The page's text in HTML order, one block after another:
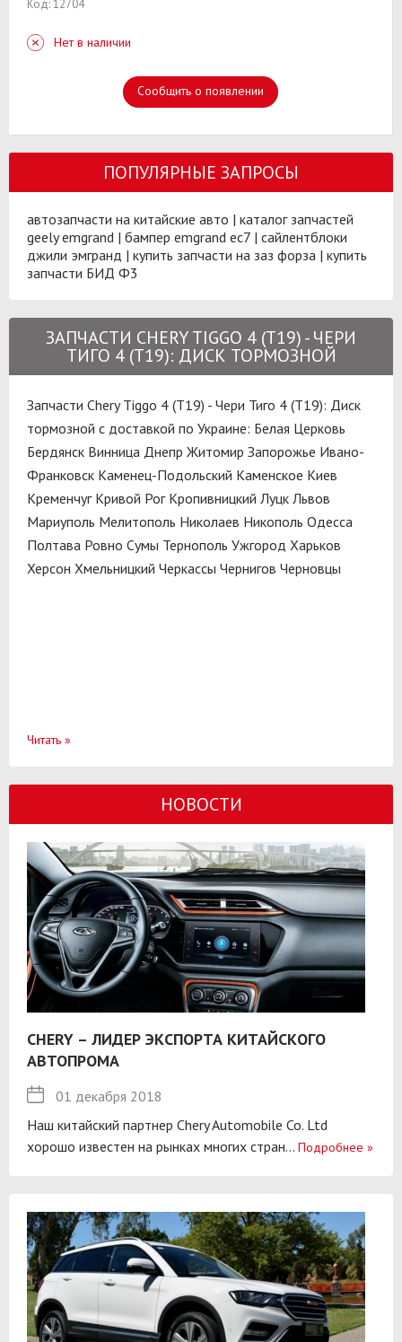
Код: 12704
Нет в наличии
Сообщить о появлении
ПОПУЛЯРНЫЕ ЗАПРОСЫ
автозапчасти на китайские авто | каталог запчастей
geely emgrand | бампер emgrand ec7 | сайлентблоки
джили эмгранд | купить запчасти на заз форза | купить
запчасти БИД Ф3
ЗАПЧАСТИ CHERY TIGGO 4 (T19) - ЧЕРИ
ТИГО 4 (T19): ДИСК ТОРМОЗНОЙ
Запчасти Chery Tiggo 4 (T19) - Чери Тиго 4 (T19): Диск
тормозной с доставкой по Украине: Белая Церковь
Бердянск Винница Днепр Житомир Запорожье Ивано-
Франковск Каменец-Подольский Каменское Киев
Кременчуг Кривой Рог Кропивницкий Луцк Львов
Мариуполь Мелитополь Николаев Никополь Одесса
Полтава Ровно Сумы Тернополь Ужгород Харьков
Херсон Хмельницкий Черкассы Чернигов Черновцы
Читать »
НОВОСТИ
CHERY – ЛИДЕР ЭКСПОРТА КИТАЙСКОГО
АВТОПРОМА
01 декабря 2018
Наш китайский партнер Chery Automobile Co. Ltd
хорошо известен на рынках многих стран... Подробнее »